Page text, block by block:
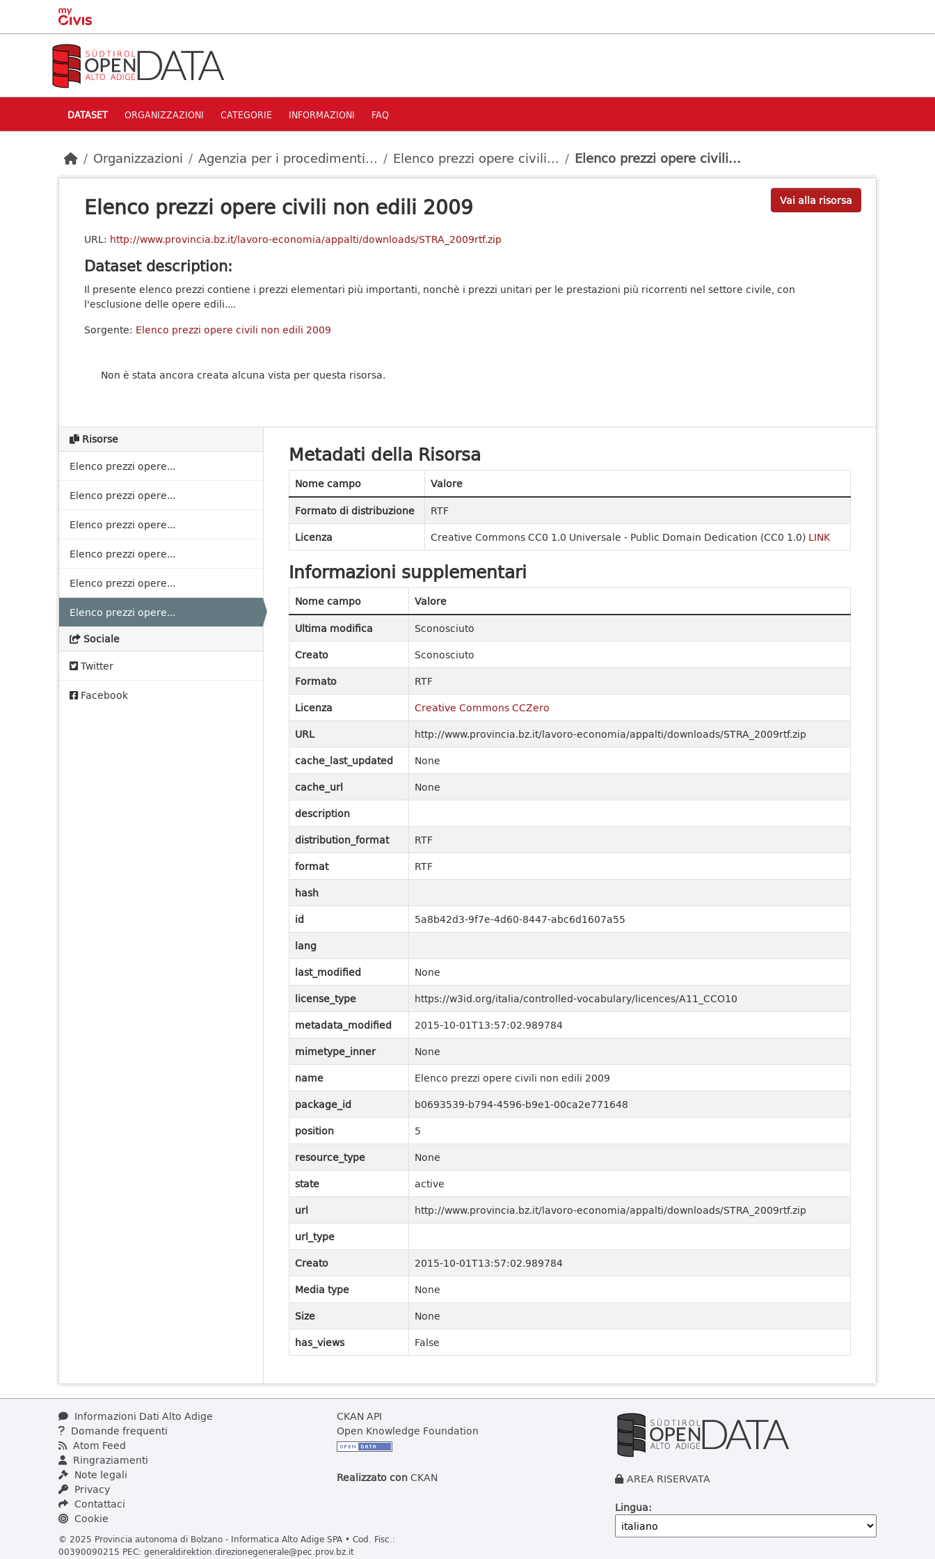
Skip to main content
DATASET ORGANIZZAZIONI CATEGORIE INFORMAZIONI FAQ
Organizzazioni Agenzia per i procedimenti... Elenco prezzi opere civili... Elenco prezzi opere civili...
Vai alla risorsa
Elenco prezzi opere civili non edili 2009
URL: http://www.provincia.bz.it/lavoro-economia/appalti/downloads/STRA_2009rtf.zip
Dataset description:
Il presente elenco prezzi contiene i prezzi elementari più importanti, nonchè i prezzi unitari per le prestazioni più ricorrenti nel settore civile, con
l'esclusione delle opere edili....
Sorgente: Elenco prezzi opere civili non edili 2009
Non è stata ancora creata alcuna vista per questa risorsa.
Risorse
Elenco prezzi opere...
Elenco prezzi opere...
Elenco prezzi opere...
Elenco prezzi opere...
Elenco prezzi opere...
Elenco prezzi opere...
Sociale
Twitter
Facebook
Metadati della Risorsa
Nome campo
Valore
Formato di distribuzione
RTF
Licenza
Creative Commons CC0 1.0 Universale - Public Domain Dedication (CC0 1.0) LINK
Informazioni supplementari
Nome campo
Valore
Ultima modifica
Sconosciuto
Creato
Sconosciuto
Formato
RTF
Licenza
Creative Commons CCZero
URL
http://www.provincia.bz.it/lavoro-economia/appalti/downloads/STRA_2009rtf.zip
cache_last_updated
None
cache_url
None
description
distribution_format
RTF
format
RTF
hash
id
5a8b42d3-9f7e-4d60-8447-abc6d1607a55
lang
last_modified
None
license_type
https://w3id.org/italia/controlled-vocabulary/licences/A11_CCO10
metadata_modified
2015-10-01T13:57:02.989784
mimetype_inner
None
name
Elenco prezzi opere civili non edili 2009
package_id
b0693539-b794-4596-b9e1-00ca2e771648
position
5
resource_type
None
state
active
url
http://www.provincia.bz.it/lavoro-economia/appalti/downloads/STRA_2009rtf.zip
url_type
Creato
2015-10-01T13:57:02.989784
Media type
None
Size
None
has_views
False
Informazioni Dati Alto Adige
Domande frequenti
Atom Feed
Ringraziamenti
Note legali
Privacy
Contattaci
Cookie
© 2025 Provincia autonoma di Bolzano - Informatica Alto Adige SPA • Cod. Fisc.:
00390090215 PEC: generaldirektion.direzionegenerale@pec.prov.bz.it
CKAN API
Open Knowledge Foundation
Realizzato conCKAN
AREA RISERVATA
Lingua